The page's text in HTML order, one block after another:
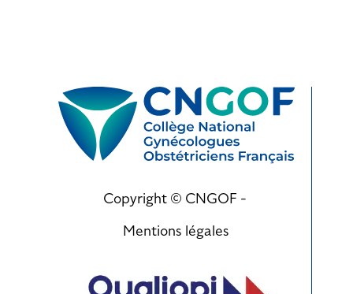
Copyright © CNGOF -
Mentions légales